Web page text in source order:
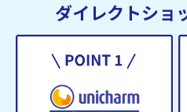
ダイレクトショ